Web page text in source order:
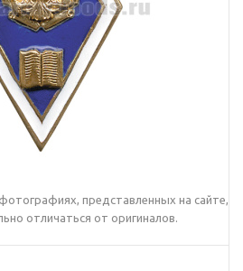
представленных на сайте,
отличаться от оригиналов.